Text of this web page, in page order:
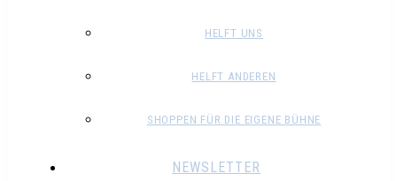
HELFT UNS
HELFT ANDEREN
SHOPPEN FÜR DIE EIGENE BÜHNE
NEWSLETTER